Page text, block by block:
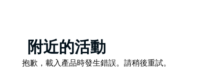
Netflix 電影，烤點烤肉，享受一頓露天晚餐。
Product
List
附近的活動
Product
抱歉，載入產品時發生錯誤。請稍後重試。